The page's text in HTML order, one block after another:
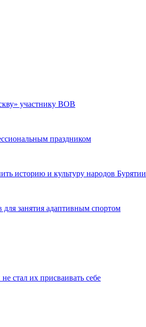
участнику ВОВ
праздником
историю и культуру народов Бурятии
занятия адаптивным спортом
стал их присваивать себе